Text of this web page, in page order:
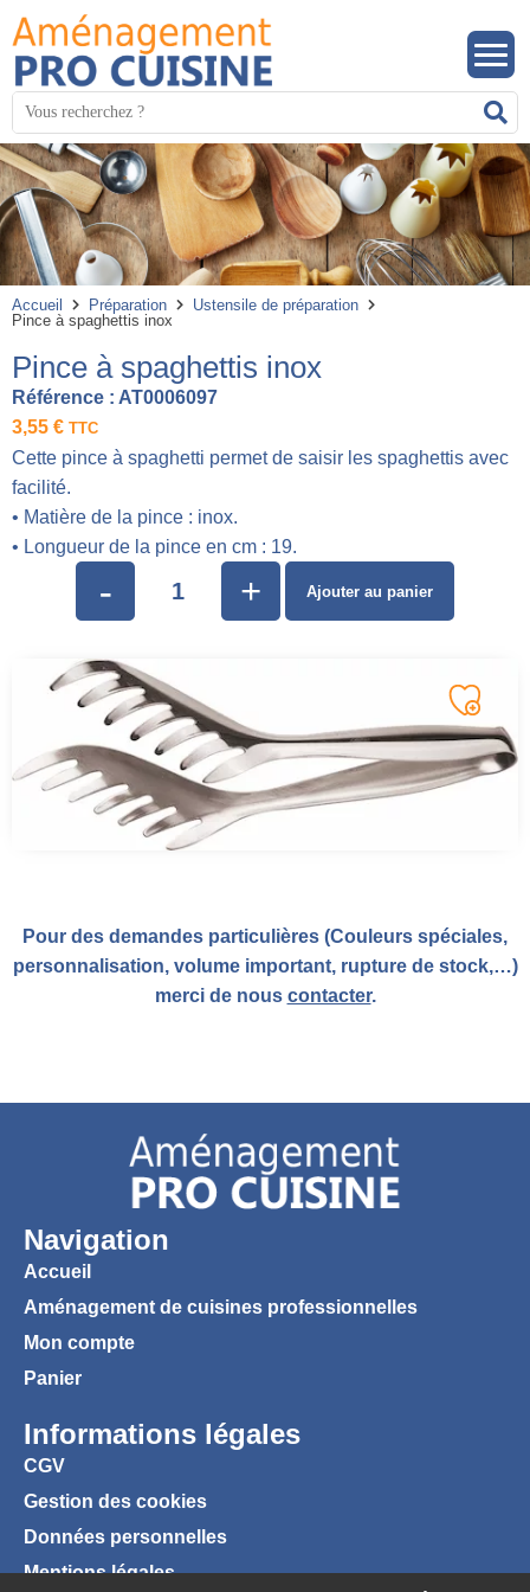
Mots
clés
:
Accueil Préparation
Ustensile de préparation
Pince à spaghettis inox
Pince à spaghettis inox
Référence : AT0006097
3,55 € TTC
Cette pince à spaghetti permet de saisir les spaghettis avec
facilité.
• Matière de la pince : inox.
• Longueur de la pince en cm : 19.
- + Ajouter au panier
Pour des demandes particulières (Couleurs spéciales,
personnalisation, volume important, rupture de stock,…)
merci de nous contacter.
Navigation
Accueil
Aménagement de cuisines professionnelles
Mon compte
Panier
Informations légales
CGV
Gestion des cookies
Données personnelles
Mentions légales
Panneau de gestion des cookies